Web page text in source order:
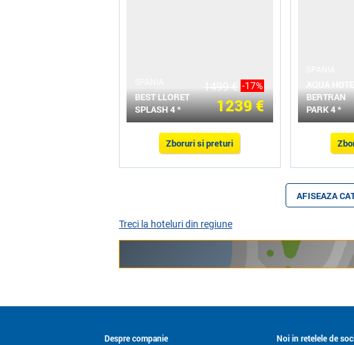
BEST LLORET
SPLASH 4 *
1499 € -17%
1239 €
Zboruri si preturi
BERTRAN
PARK 4 *
AFISEAZA
Treci la hoteluri din regiune
Despre companie Noi in retelele de